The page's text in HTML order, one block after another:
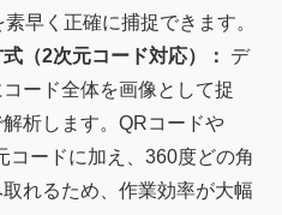
早く正確に捕捉できます。
（2次元コード対応）：
デ
ード全体を画像として捉
析します。QRコードや
コードに加え、360度どの角
れるため、作業効率が大幅